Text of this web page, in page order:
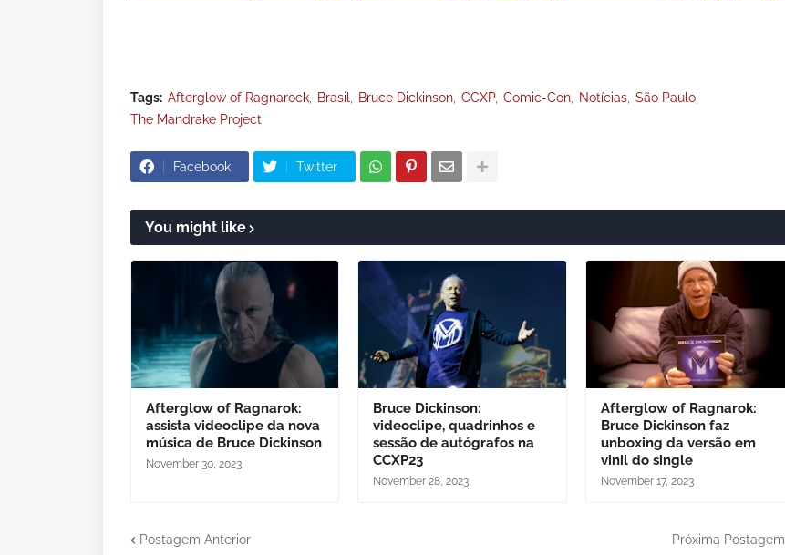
Tags: Afterglow of Ragnarock Brasil Bruce Dickinson CCXP Comic-Con Notícias São Paulo
The Mandrake Project
Facebook Twitter
You might like
Afterglow of Ragnarok:
assista videoclipe da nova
música de Bruce Dickinson
November 30, 2023
Bruce Dickinson:
videoclipe, quadrinhos e
sessão de autógrafos na
CCXP23
November 28, 2023
Afterglow of Ragnarok:
Bruce Dickinson faz
unboxing da versão em
vinil do single
November 17, 2023
Postagem Anterior Próxima Postagem